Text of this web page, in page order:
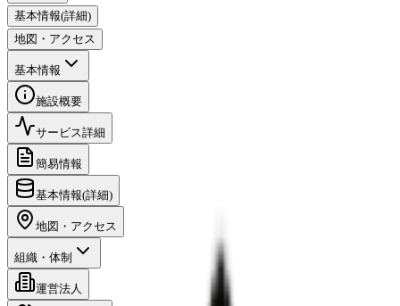
基本情報(詳細)
地図・アクセス
基本情報
施設概要
サービス詳細
簡易情報
基本情報(詳細)
地図・アクセス
組織・体制
運営法人